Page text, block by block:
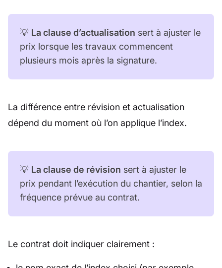
💡 La clause d’actualisation sert à ajuster le
prix lorsque les travaux commencent
plusieurs mois après la signature.
La différence entre révision et actualisation
dépend du moment où l’on applique l’index.
💡 La clause de révision sert à ajuster le
prix pendant l’exécution du chantier, selon la
fréquence prévue au contrat.
Le contrat doit indiquer clairement :